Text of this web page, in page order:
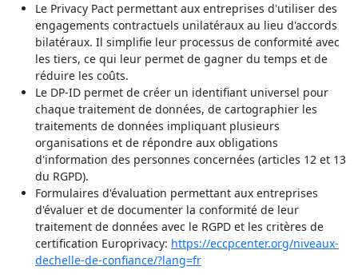
Le Privacy Pact permettant aux entreprises d'utiliser des
engagements contractuels unilatéraux au lieu d'accords
bilatéraux. Il simplifie leur processus de conformité avec
les tiers, ce qui leur permet de gagner du temps et de
réduire les coûts.
Le DP-ID permet de créer un identifiant universel pour
chaque traitement de données, de cartographier les
traitements de données impliquant plusieurs
organisations et de répondre aux obligations
d'information des personnes concernées (articles 12 et 13
du RGPD).
Formulaires d'évaluation permettant aux entreprises
d'évaluer et de documenter la conformité de leur
traitement de données avec le RGPD et les critères de
certification Europrivacy: https://eccpcenter.org/niveaux-
dechelle-de-confiance/?lang=fr